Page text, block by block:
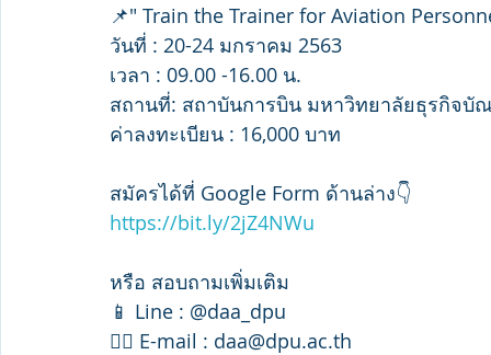
📌" Train the Trainer for Aviation
วันที่ : 20-24 มกราคม 2563
เวลา : 09.00 -16.00 น.
สถานที่: สถาบันการบิน มหาวิทยาลัยธุรกิจบั
ค่าลงทะเบียน : 16,000 บาท
สมัครได้ที่ Google Form ด้านล่าง👇
https://bit.ly/2jZ4NWu
หรือ สอบถามเพิ่มเติม
📱 Line : @daa_dpu
✍🏼 E-mail : daa@dpu.ac.th